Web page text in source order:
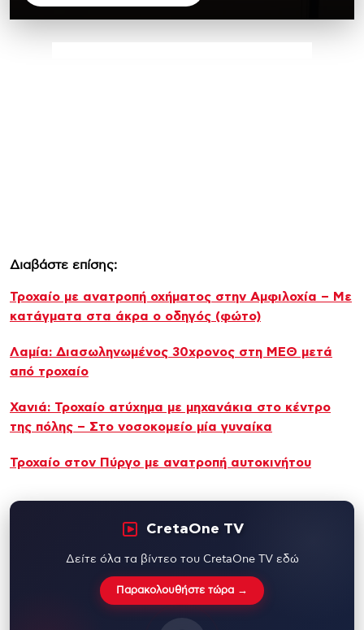
Διαβάστε επίσης:
Τροχαίο με ανατροπή οχήματος στην Αμφιλοχία – Με
κατάγματα στα άκρα ο οδηγός (φώτο)
Λαμία: Διασωληνωμένος 30χρονος στη ΜΕΘ μετά
από τροχαίο
Χανιά: Τροχαίο ατύχημα με μηχανάκια στο κέντρο
της πόλης – Στο νοσοκομείο μία γυναίκα
Τροχαίο στον Πύργο με ανατροπή αυτοκινήτου
CretaOne TV
Δείτε όλα τα βίντεο του CretaOne TV εδώ
Παρακολουθήστε τώρα →